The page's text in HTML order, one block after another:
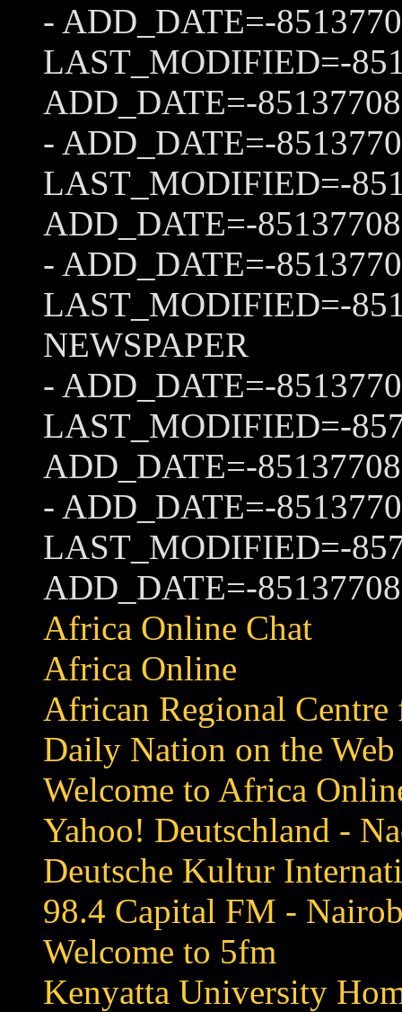
- ADD_DATE=-
LAST_MODIFIED=-
ADD_DATE=-
- ADD_DATE=-
LAST_MODIFIED=-
ADD_DATE=-
- ADD_DATE=-
LAST_MODIFIED=-
NEWSPAPER
- ADD_DATE=-
LAST_MODIFIED=-
ADD_DATE=-
- ADD_DATE=-
LAST_MODIFIED=-
ADD_DATE=-
Africa Online Chat
Africa Online
African Regional
Daily Nation on the Web
Welcome to Africa
Yahoo! Deutschland -
Deutsche Kultur
98.4 Capital FM -
Welcome to 5fm
Kenyatta University